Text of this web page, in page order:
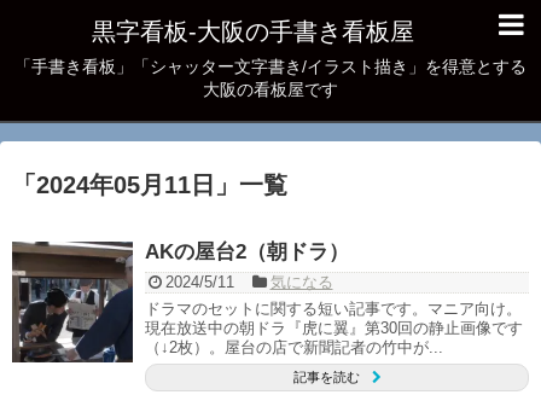
黒字看板‐大阪の手書き看板屋
「手書き看板」「シャッター文字書き/イラスト描き」を得意とする
大阪の看板屋です
「 2024年05月11日 」 一覧
AKの屋台2（朝ドラ）
2024/5/11
気になる
ドラマのセットに関する短い記事です。マニア向け。
現在放送中の朝ドラ『虎に翼』第30回の静止画像です
（↓2枚）。屋台の店で新聞記者の竹中が...
記事を読む